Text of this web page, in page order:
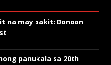
na may sakit: Bonoan
panukala sa 20th